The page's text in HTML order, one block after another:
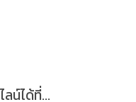
น์ได้ที่...